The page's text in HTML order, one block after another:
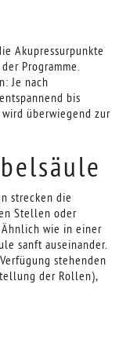
Akupressurpunkte
Programme.
Je nach
bis
überwiegend zur
strecken die
Stellen oder
Ähnlich wie in einer
sanft auseinander.
stehenden
der Rollen),